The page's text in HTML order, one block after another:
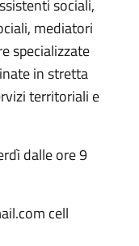
sociali,
mediatori
specializzate
in stretta
territoriali e
dalle ore 9
cell